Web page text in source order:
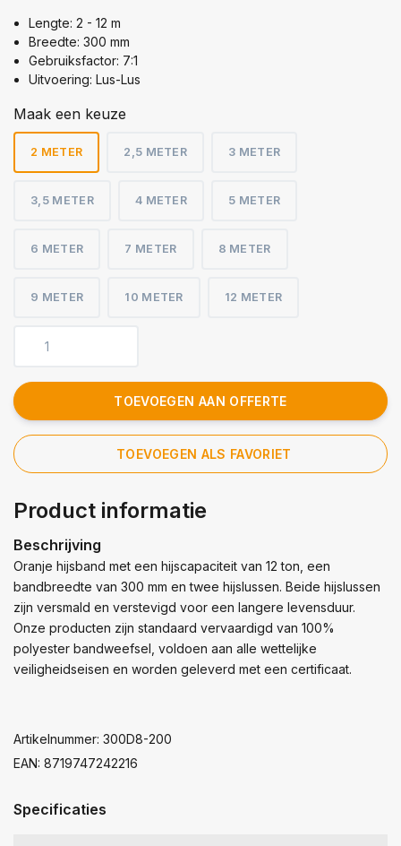
Lengte: 2 - 12 m
Breedte: 300 mm
Gebruiksfactor: 7:1
Uitvoering: Lus-Lus
Maak een keuze
2 METER 2,5 METER 3 METER
3,5 METER 4 METER 5 METER
6 METER 7 METER 8 METER
9 METER 10 METER 12 METER
TOEVOEGEN AAN OFFERTE
TOEVOEGEN ALS FAVORIET
Product informatie
Beschrijving
Oranje hijsband met een hijscapaciteit van 12 ton, een
bandbreedte van 300 mm en twee hijslussen. Beide hijslussen
zijn versmald en verstevigd voor een langere levensduur.
Onze producten zijn standaard vervaardigd van 100%
polyester bandweefsel, voldoen aan alle wettelijke
veiligheidseisen en worden geleverd met een certificaat.
Artikelnummer: 300D8-200
EAN: 8719747242216
Specificaties